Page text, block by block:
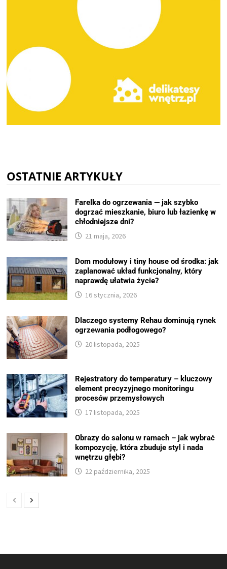
OSTATNIE ARTYKUŁY
Farelka do ogrzewania — jak szybko
dogrzać mieszkanie, biuro lub łazienkę w
chłodniejsze dni?
21 maja, 2026
Dom modułowy i tiny house od środka: jak
zaplanować układ funkcjonalny, który
naprawdę ułatwia życie?
16 stycznia, 2026
Dlaczego systemy Rehau dominują rynek
ogrzewania podłogowego?
20 listopada, 2025
Rejestratory do temperatury – kluczowy
element precyzyjnego monitoringu
procesów przemysłowych
17 listopada, 2025
Obrazy do salonu w ramach – jak wybrać
kompozycję, która zbuduje styl i nada
wnętrzu głębi?
22 października, 2025